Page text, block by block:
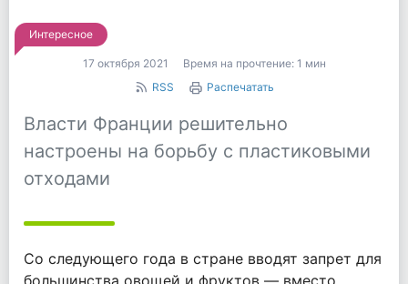
Интересное
17 октября 2021 Время на прочтение: 1 мин
RSS
Распечатать
Власти Франции решительно
настроены на борьбу с пластиковыми
отходами
Cо следующего года в стране вводят запрет для